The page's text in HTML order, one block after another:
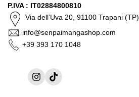
P.IVA : IT02884800810
Via dell’Uva 20, 91100 Trapani (TP)
info@senpaimangashop.com
+39 393 170 1048
Instagram
TikTok